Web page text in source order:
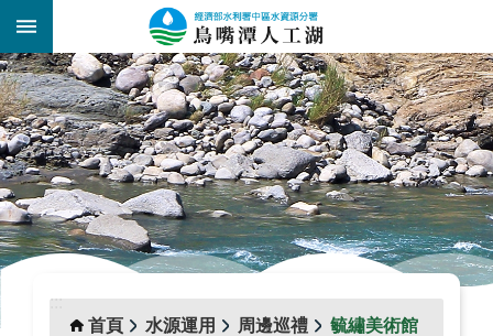
跳到主要內容區塊
::: _
:::
首頁
水源運用 周邊巡禮 毓繡美術館